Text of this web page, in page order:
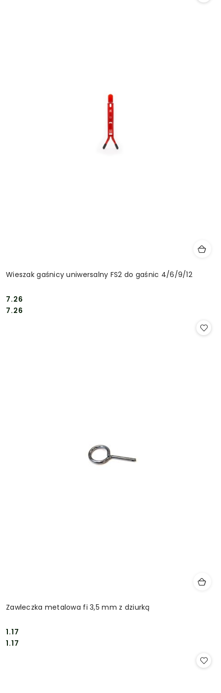
Wieszak gaśnicy uniwersalny FS2 do gaśnic 4/6/9/12
Cena:
7.26
Cena:
7.26
Zawleczka metalowa fi 3,5 mm z dziurką
Cena:
1.17
Cena:
1.17